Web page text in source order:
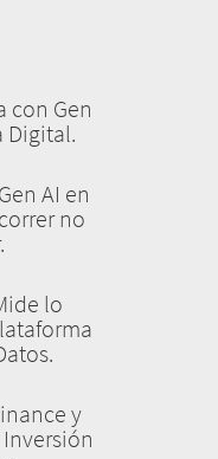
con Gen
Digital.
AI en
no
lo
y